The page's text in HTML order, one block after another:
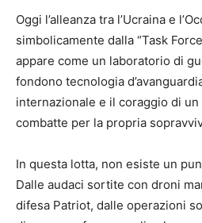
Oggi l’alleanza tra l’Ucraina e
simbolicamente dalla “Task
appare come un laboratorio di
fondono tecnologia
internazionale e il coraggio di un
combatte per la propria
In questa lotta, non esiste un
Dalle audaci sortite con droni
difesa Patriot, dalle operazioni